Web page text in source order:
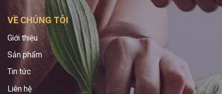
VỀ CHÚNG TÔI
Giới thiệu
Sản phẩm
Tin tức
Liên hệ